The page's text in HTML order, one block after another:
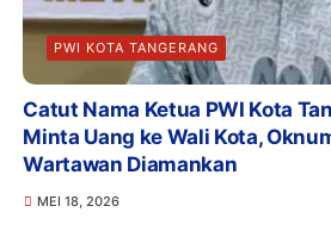
PWI KOTA TANGERANG
Catut Nama Ketua PWI Kota
Minta Uang ke Wali Kota,
Wartawan Diamankan
MEI 18, 2026